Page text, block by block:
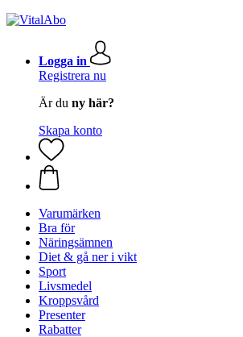
Logga in
Registrera nu
Är du ny här?
Skapa konto
Varumärken
Bra för
Näringsämnen
Diet & gå ner i vikt
Sport
Livsmedel
Kroppsvård
Presenter
Rabatter